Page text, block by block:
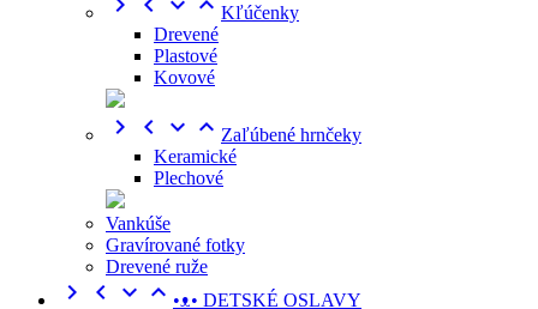
Kľúčenky
Drevené
Plastové
Kovové
    Zaľúbené hrnčeky
Keramické
Plechové
Vankúše
Gravírované fotky
Drevené ruže
    •ᴥ• DETSKÉ OSLAVY